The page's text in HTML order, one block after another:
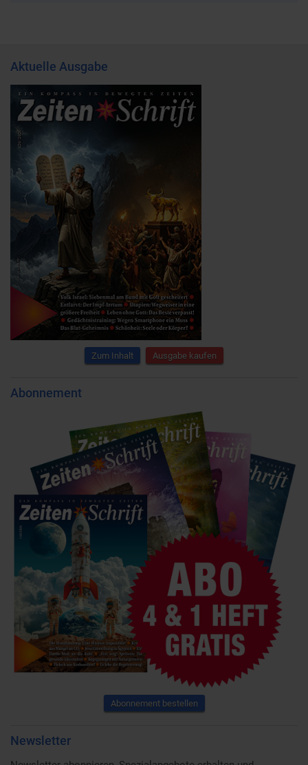
Aktuelle Ausgabe
Zum Inhalt Ausgabe kaufen
Abonnement
Abonnement bestellen
Newsletter